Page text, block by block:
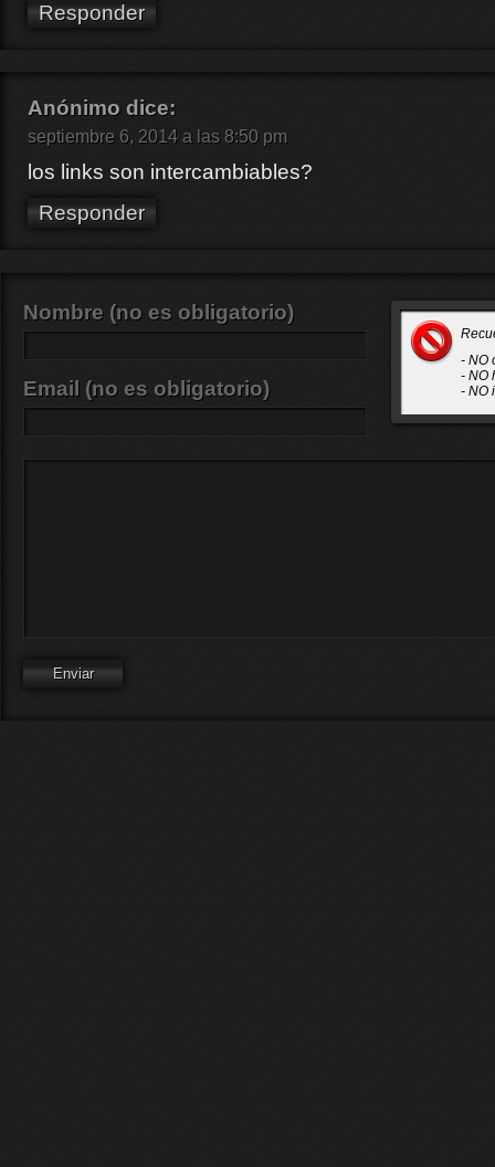
Responder
Anónimo dice:
septiembre 6, 2014 a las 8:50 pm
los links son intercambiables?
Responder
- NO
- NO
- NO
Nombre (no es obligatorio)
Email (no es obligatorio)